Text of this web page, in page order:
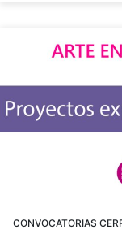
CONVOCATORIAS